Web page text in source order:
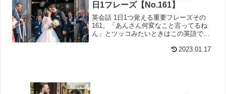
日1フレーズ【No.161】
英会話 1日1つ覚える重要フレーズその
161。「あんさん何変なこと言ってるね
ん」とツッコみたいときはこの英語で
2023.01.17